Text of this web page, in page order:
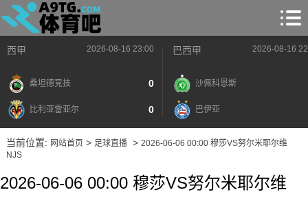
西甲 2026-08-16 23:00
桑坦德竞技 0
比利亚雷亚尔 0
巴西甲 2026-08-16
沙佩科恩斯
巴伊亚
当前位置: 网站首页> 足球直播> 2026-06-06 00:00 穆莎VS努尔米耶尔维
NJS
2026-06-06 00:00 穆莎VS努尔米耶尔维